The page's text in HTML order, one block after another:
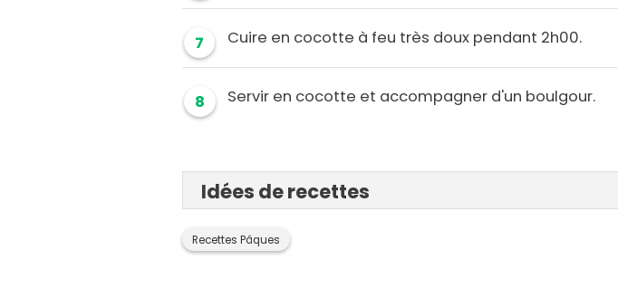
7 Cuire en cocotte à feu très doux pendant 2h00.
8 Servir en cocotte et accompagner d'un boulgour.
Idées de recettes
Recettes Pâques